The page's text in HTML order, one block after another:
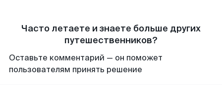
Часто летаете и знаете больше других
путешественников?
Оставьте комментарий — он поможет
пользователям принять решение